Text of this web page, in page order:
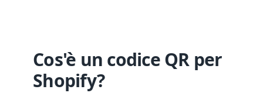
Cos'è un codice QR per
Shopify?